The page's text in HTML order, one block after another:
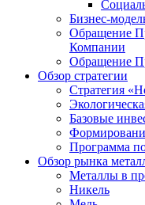
Бизнес-
Обращение
Компании
Обращение
Обзор стратегии
Стратегия
Базовые
Программа
Обзор рынка
Металлы в
Никель